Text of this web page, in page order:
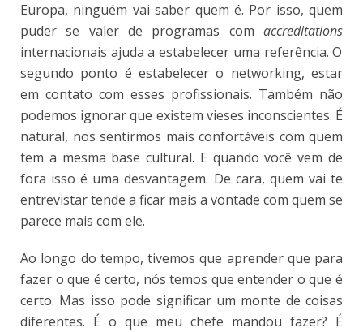
Europa, ninguém vai saber quem é. Por isso, quem
puder se valer de programas com accreditations
internacionais ajuda a estabelecer uma referência. O
segundo ponto é estabelecer o networking, estar
em contato com esses profissionais. Também não
podemos ignorar que existem vieses inconscientes. É
natural, nos sentirmos mais confortáveis com quem
tem a mesma base cultural. E quando você vem de
fora isso é uma desvantagem. De cara, quem vai te
entrevistar tende a ficar mais a vontade com quem se
parece mais com ele.
Ao longo do tempo, tivemos que aprender que para
fazer o que é certo, nós temos que entender o que é
certo. Mas isso pode significar um monte de coisas
diferentes. É o que meu chefe mandou fazer? É